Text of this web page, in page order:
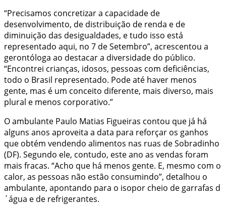
“Precisamos concretizar a capacidade de
desenvolvimento, de distribuição de renda e de
diminuição das desigualdades, e tudo isso está
representado aqui, no 7 de Setembro”, acrescentou a
gerontóloga ao destacar a diversidade do público.
“Encontrei crianças, idosos, pessoas com deficiências,
todo o Brasil representado. Pode até haver menos
gente, mas é um conceito diferente, mais diverso, mais
plural e menos corporativo.”
O ambulante Paulo Matias Figueiras contou que já há
alguns anos aproveita a data para reforçar os ganhos
que obtém vendendo alimentos nas ruas de Sobradinho
(DF). Segundo ele, contudo, este ano as vendas foram
mais fracas. “Acho que há menos gente. E, mesmo com o
calor, as pessoas não estão consumindo”, detalhou o
ambulante, apontando para o isopor cheio de garrafas d
´água e de refrigerantes.